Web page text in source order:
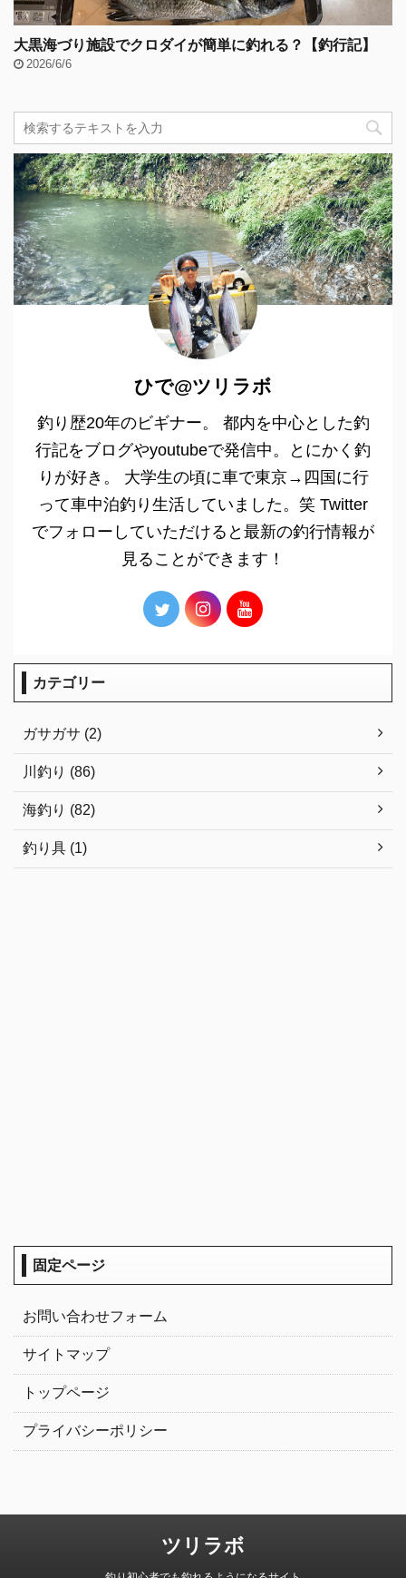
大黒海づり施設でクロダイが簡単に釣れる？【釣行記】
2026/6/6
ひで@ツリラボ
釣り歴20年のビギナー。 都内を中心とした釣
行記をブログやyoutubeで発信中。とにかく釣
りが好き。 大学生の頃に車で東京→四国に行
って車中泊釣り生活していました。笑 Twitter
でフォローしていただけると最新の釣行情報が
見ることができます！
カテゴリー
ガサガサ (2)
川釣り (86)
海釣り (82)
釣り具 (1)
固定ページ
お問い合わせフォーム
サイトマップ
トップページ
プライバシーポリシー
ツリラボ